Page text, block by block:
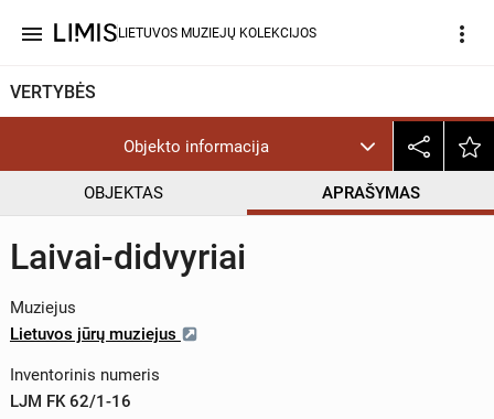
menu LIETUVOS MUZIEJŲ KOLEKCIJOS more_vert
VERTYBĖS
Objekto informacija
OBJEKTAS APRAŠYMAS
Laivai-didvyriai
Muziejus
Lietuvos jūrų muziejus
Inventorinis numeris
LJM FK 62/1-16